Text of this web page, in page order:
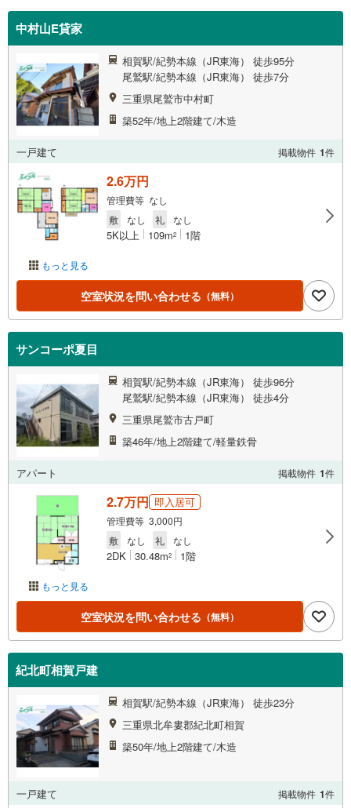
中村山E貸家
相賀駅/紀勢本線（JR東海） 徒歩95分
尾鷲駅/紀勢本線（JR東海） 徒歩7分
三重県尾鷲市中村町
築52年/地上2階建て/木造
一戸建て 掲載物件 1件
もっと見る
2.6万円
管理費等 なし
敷
なし 礼 なし
5K以上 109m2 1階
空室状況を問い合わせる （無料）
サンコーポ夏目
相賀駅/紀勢本線（JR東海） 徒歩96分
尾鷲駅/紀勢本線（JR東海） 徒歩4分
三重県尾鷲市古戸町
築46年/地上2階建て/軽量鉄骨
アパート 掲載物件 1件
もっと見る
2.7万円 即入居可
管理費等 3,000円
敷
なし 礼 なし
2DK 30.48m2 1階
空室状況を問い合わせる （無料）
紀北町相賀戸建
相賀駅/紀勢本線（JR東海） 徒歩23分
三重県北牟婁郡紀北町相賀
築50年/地上2階建て/木造
一戸建て 掲載物件 1件